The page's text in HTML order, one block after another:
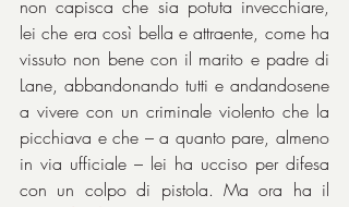
non capisca che sia potuta invecchiare,
lei che era così bella e attraente, come ha
vissuto non bene con il marito e padre di
Lane, abbandonando tutti e andandosene
a vivere con un criminale violento che la
picchiava e che – a quanto pare, almeno
in via ufficiale – lei ha ucciso per difesa
con un colpo di pistola. Ma ora ha il